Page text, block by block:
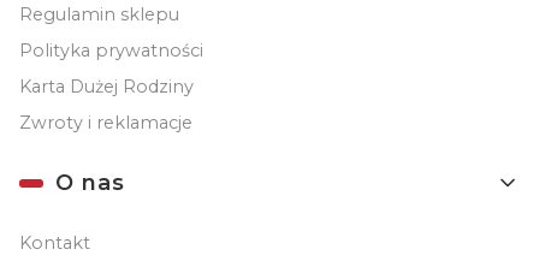
Regulamin sklepu
Polityka prywatności
Karta Dużej Rodziny
Zwroty i reklamacje
O nas
Kontakt